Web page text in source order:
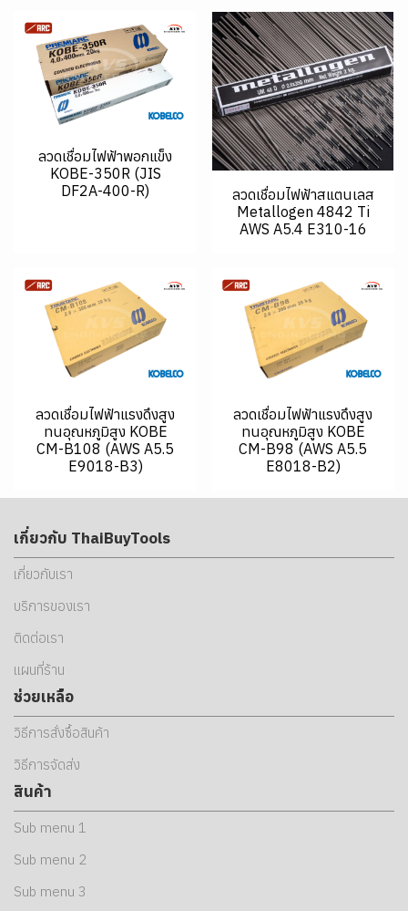
ลวดเชื่อมไฟฟ้าพอกแข็ง
KOBE-350R (JIS
DF2A-400-R)
ลวดเชื่อมไฟฟ้าสแตนเลส
Metallogen 4842 Ti
AWS A5.4 E310-16
ลวดเชื่อมไฟฟ้าแรงดึงสูง
ทนอุณหภูมิสูง KOBE
CM-B108 (AWS A5.5
E9018-B3)
ลวดเชื่อมไฟฟ้าแรงดึงสูง
ทนอุณหภูมิสูง KOBE
CM-B98 (AWS A5.5
E8018-B2)
เกี่ยวกับ ThaiBuyTools
เกี่ยวกับเรา
บริการของเรา
ติดต่อเรา
แผนที่ร้าน
ช่วยเหลือ
วิธีการสั่งซื้อสินค้า
วิธีการจัดส่ง
สินค้า
Sub menu 1
Sub menu 2
Sub menu 3